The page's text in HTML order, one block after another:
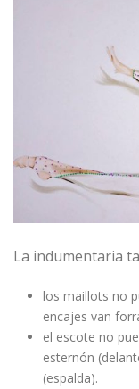
La indumentaria
los maillots no
encajes van
el escote no
esternón
(espalda).